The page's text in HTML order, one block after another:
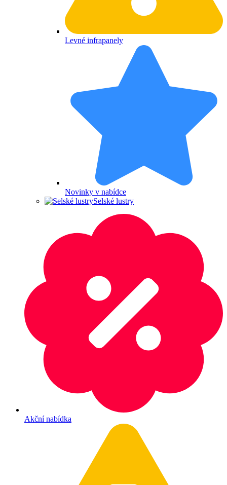
Levné infrapanely
Novinky v nabídce
Selské lustry
Akční nabídka